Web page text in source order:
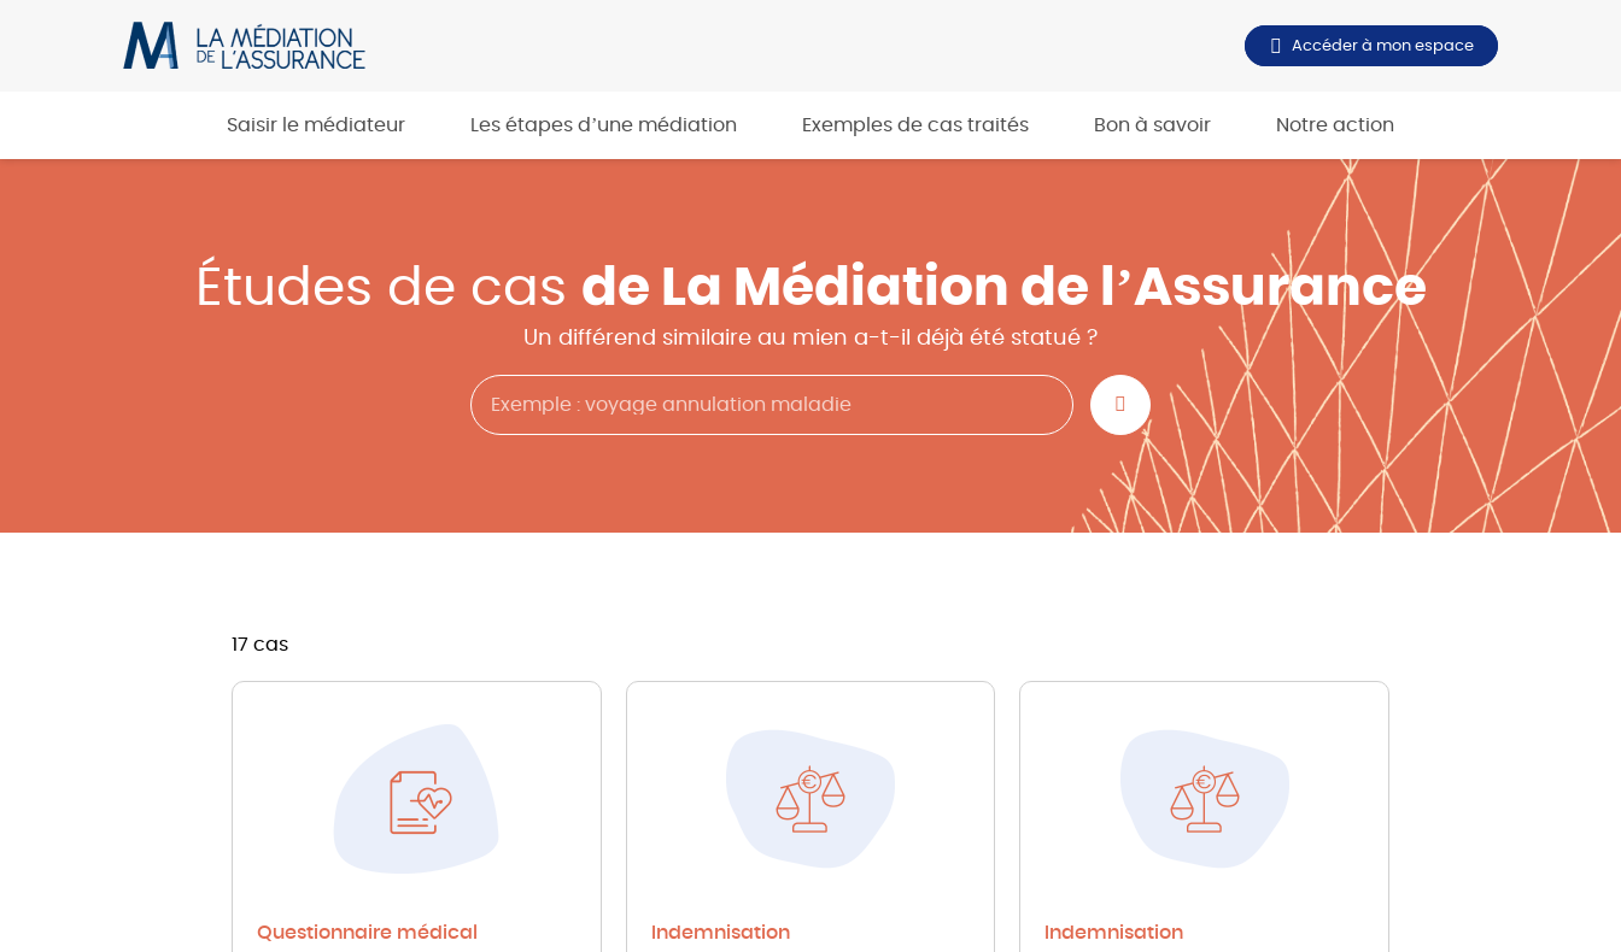
Accéder à mon espace
Saisir le médiateur Les étapes d’une médiation Exemples de cas traités Bon à savoir Notre action
Études de cas de La Médiation de l’Assurance
Un différend similaire au mien a-t-il déjà été statué ?
17 cas
Questionnaire médical Indemnisation Indemnisation